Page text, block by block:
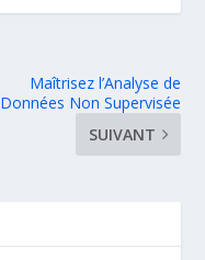
Maîtrisez l’Analyse de
Données Non Supervisée
SUIVANT